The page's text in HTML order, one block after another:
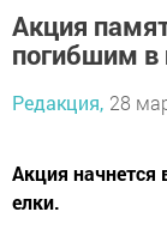
Акция
погибшим в
Редакция, 28
Акция
елки.